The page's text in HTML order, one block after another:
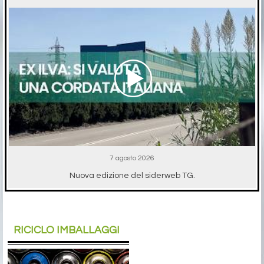
7 agosto 2026
Nuova edizione del siderweb TG.
RICICLO IMBALLAGGI